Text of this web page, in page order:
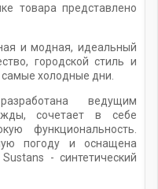
товара представлено
и модная, идеальный
городской стиль и
холодные дни.
ведущим
сочетает в себе
функциональность.
погоду и оснащена
- синтетический